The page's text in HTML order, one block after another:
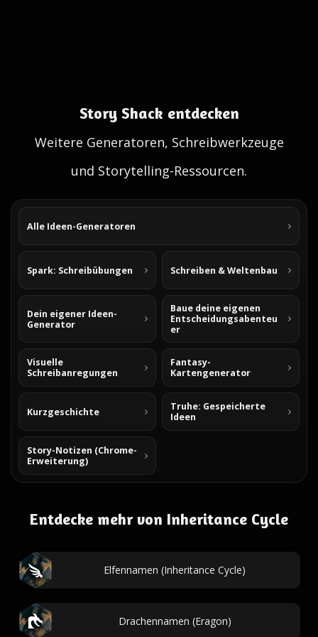
Story Shack entdecken
Weitere Generatoren, Schreibwerkzeuge
und Storytelling-Ressourcen.
Alle Ideen-Generatoren
Spark: Schreibübungen Schreiben & Weltenbau
Dein eigener Ideen-
Generator
Baue deine eigenen
Entscheidungsabenteu
er
Visuelle
Schreibanregungen
Fantasy-
Kartengenerator
Kurzgeschichte
Truhe: Gespeicherte
Ideen
Story-Notizen (Chrome-
Erweiterung)
Entdecke mehr von Inheritance Cycle
Elfennamen (Inheritance Cycle)
Drachennamen (Eragon)